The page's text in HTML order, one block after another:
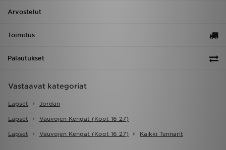
Arvostelut
Toimitus
Palautukset
Vastaavat kategoriat
Lapset Jordan
Lapset Vauvojen Kengat (koot 16 27)
Lapset Vauvojen Kengat (koot 16 27) Kaikki Tennarit